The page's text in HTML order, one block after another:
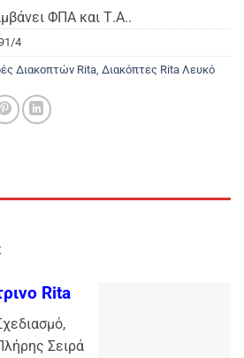
ΦΠΑ και Τ.Α..
4
Διακοπτών Rita, Διακόπτες Rita Λευκό
Rita
Σειρά